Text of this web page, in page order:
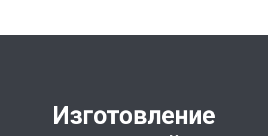
Изготовление